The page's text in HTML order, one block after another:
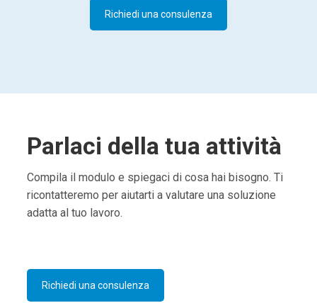
Richiedi una consulenza
Parlaci della tua attività
Compila il modulo e spiegaci di cosa hai bisogno. Ti
ricontatteremo per aiutarti a valutare una soluzione
adatta al tuo lavoro.
Richiedi una consulenza